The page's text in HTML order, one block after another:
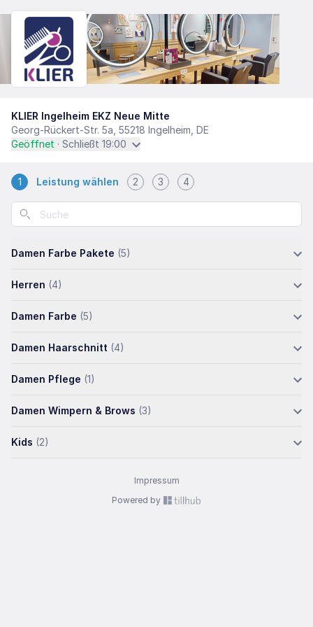
KLIER Ingelheim EKZ Neue Mitte
Georg-Rückert-Str. 5a, 55218 Ingelheim, DE
Geöffnet · Schließt 19:00
1 Leistung wählen 2 3 4
Damen Farbe Pakete (5)
Herren (4)
Damen Farbe (5)
Damen Haarschnitt (4)
Damen Pflege (1)
Damen Wimpern & Brows (3)
Kids (2)
Impressum
Powered by